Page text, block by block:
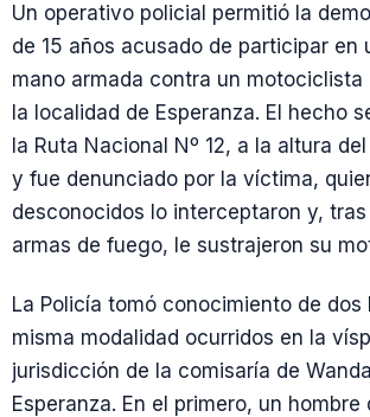
Un operativo policial permitió la
de 15 años acusado de participar en
mano armada contra un motociclista
la localidad de Esperanza. El hecho
la Ruta Nacional Nº 12, a la altura
y fue denunciado por la víctima,
desconocidos lo interceptaron y,
armas de fuego, le sustrajeron su
La Policía tomó conocimiento de dos
misma modalidad ocurridos en la
jurisdicción de la comisaría de
Esperanza. En el primero, un hombre